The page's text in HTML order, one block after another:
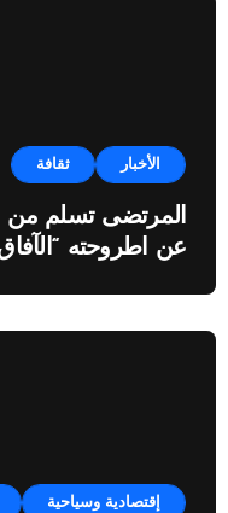
الأخبار ثقافة
المرتضى تسلم من
عن اطروحته “الآفاق
إقتصادية وسياحية